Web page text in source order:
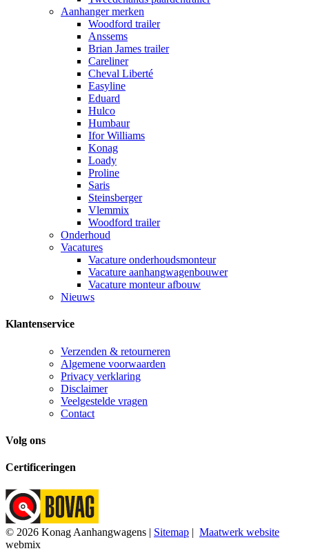
Aanhanger merken
Woodford trailer
Anssems
Brian James trailer
Careliner
Cheval Liberté
Easyline
Eduard
Hulco
Humbaur
Ifor Williams
Konag
Loady
Proline
Saris
Steinsberger
Vlemmix
Woodford trailer
Onderhoud
Vacatures
Vacature onderhoudsmonteur
Vacature aanhangwagenbouwer
Vacature monteur afbouw
Nieuws
Klantenservice
Verzenden & retourneren
Algemene voorwaarden
Privacy verklaring
Disclaimer
Veelgestelde vragen
Contact
Volg ons
Certificeringen
© 2026 Konag Aanhangwagens | Sitemap | Maatwerk website
webmix